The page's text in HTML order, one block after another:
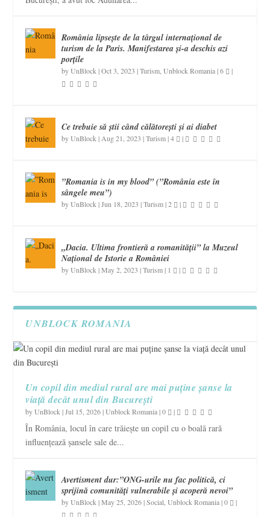
România lipsește de la târgul internațional de
turism de la Paris. Manifestarea și-a deschis azi
porțile
byUnBlock |Oct 3, 2023 |Turism ,Unblock Romania|6 |
Ce trebuie să știi când călătorești și ai diabet
byUnBlock | Aug 21, 2023 |Turism|4 |
”Romania is in my blood” (”România este în
sângele meu”)
byUnBlock |Jun 18, 2023 |Turism|2 |
„Dacia. Ultima frontieră a romanității” la Muzeul
Național de Istorie a României
byUnBlock |May 2, 2023 |Turism| 1 |
UNBLOCK ROMANIA
Un copil din mediul rural are mai puține șanse la
viață decât unul din București
byUnBlock |Jul 15, 2026|Unblock Romania|0 |
În România, locul în care trăiește un copil cu o boală rară
influențează șansele sale de...
Avertisment dur:”ONG-urile nu fac politică, ci
sprijină comunități vulnerabile și acoperă nevoi”
byUnBlock |May 25, 2026|Social ,Unblock Romania|0 |